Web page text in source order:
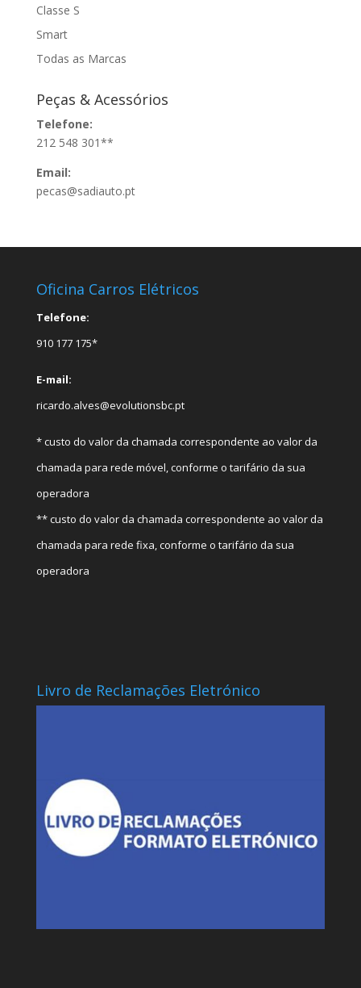
Classe S
Smart
Todas as Marcas
Peças & Acessórios
Telefone:
212 548 301**
Email:
pecas@sadiauto.pt
Oficina Carros Elétricos
Telefone:
910 177 175*
E-mail:
ricardo.alves@evolutionsbc.pt
* custo do valor da chamada correspondente ao valor da
chamada para rede móvel, conforme o tarifário da sua
operadora
** custo do valor da chamada correspondente ao valor da
chamada para rede fixa, conforme o tarifário da sua
operadora
Livro de Reclamações Eletrónico